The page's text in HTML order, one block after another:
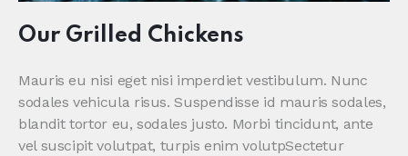
Our Grilled Chickens
Mauris eu nisi eget nisi imperdiet vestibulum. Nunc
sodales vehicula risus. Suspendisse id mauris sodales,
blandit tortor eu, sodales justo. Morbi tincidunt, ante
vel suscipit volutpat, turpis enim volutpSectetur